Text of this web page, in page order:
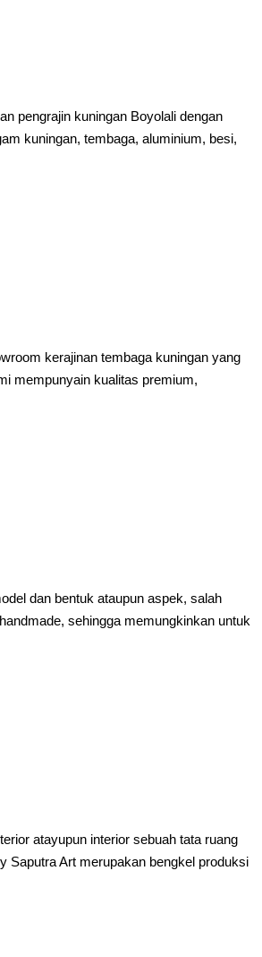
pengrajin kuningan Boyolali dengan
kuningan, tembaga, aluminium, besi,
kerajinan tembaga kuningan yang
mempunyain kualitas premium,
dan bentuk ataupun aspek, salah
sehingga memungkinkan untuk
atayupun interior sebuah tata ruang
Saputra Art merupakan bengkel produksi